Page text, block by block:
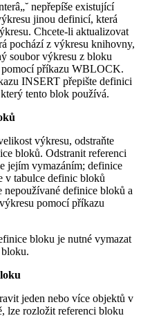
nepřepíše existující
jinou definicí, která
Chcete-li aktualizovat
pochází z výkresu knihovny,
soubor výkresu z bloku
příkazu WBLOCK.
INSERT přepište definici
tento blok používá.
výkresu, odstraňte
bloků. Odstranit referenci
jejím vymazáním; definice
v tabulce definic bloků
nepoužívané definice bloků a
pomocí příkazu
bloku je nutné vymazat
jeden nebo více objektů v
lze rozložit referenci bloku